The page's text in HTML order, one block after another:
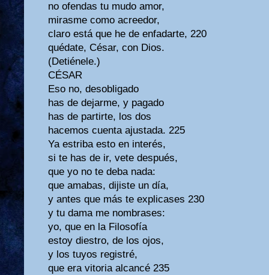
no ofendas tu mudo amor,
mirasme como acreedor,
claro está que he de enfadarte, 220
quédate, César, con Dios.
(Detiénele.)
CÉSAR
Eso no, desobligado
has de dejarme, y pagado
has de partirte, los dos
hacemos cuenta ajustada. 225
Ya estriba esto en interés,
si te has de ir, vete después,
que yo no te deba nada:
que amabas, dijiste un día,
y antes que más te explicases 230
y tu dama me nombrases:
yo, que en la Filosofía
estoy diestro, de los ojos,
y los tuyos registré,
que era vitoria alcancé 235